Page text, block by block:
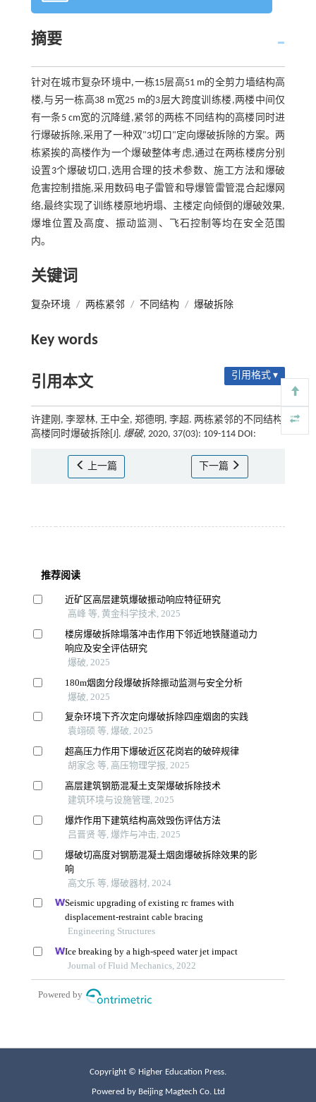
摘要
针对在城市复杂环境中,一栋15层高51 m的全剪力墙结构高
楼,与另一栋高38 m宽25 m的3层大跨度训练楼,两楼中间仅
有一条5 cm宽的沉降缝,紧邻的两栋不同结构的高楼同时进
行爆破拆除,采用了一种双"3切口"定向爆破拆除的方案。两
栋紧挨的高楼作为一个爆破整体考虑,通过在两栋楼房分别
设置3个爆破切口,选用合理的技术参数、施工方法和爆破
危害控制措施,采用数码电子雷管和导爆管雷管混合起爆网
络,最终实现了训练楼原地坍塌、主楼定向倾倒的爆破效果,
爆堆位置及高度、振动监测、飞石控制等均在安全范围
内。
关键词
复杂环境 / 两栋紧邻 / 不同结构 / 爆破拆除
Key words
引用本文 引用格式 ▾
许建刚, 李翠林, 王中全, 郑德明, 李超. 两栋紧邻的不同结构
高楼同时爆破拆除[J]. 爆破, 2020, 37(03): 109-114 DOI:
上一篇 下一篇
Copyright © Higher Education Press.
Powered by Beijing Magtech Co. Ltd